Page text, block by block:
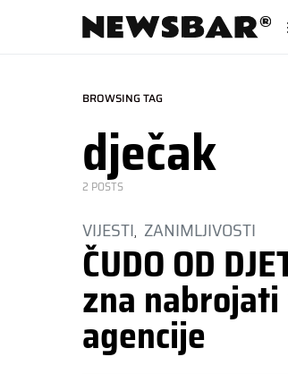
BROWSING TAG
dječak
2 POSTS
VIJESTI ZANIMLJIVOSTI
ČUDO OD
zna
agencije